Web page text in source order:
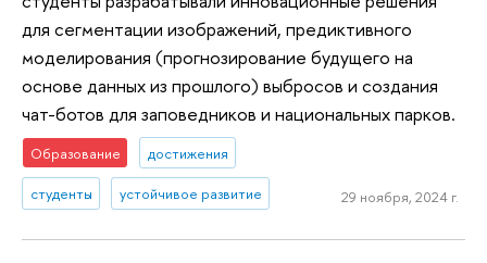
для сегментации изображений, предиктивного
моделирования (прогнозирование будущего на
основе данных из прошлого) выбросов и создания
чат-ботов для заповедников и национальных парков.
Образование достижения
студенты устойчивое развитие 29 ноября, 2024 г.